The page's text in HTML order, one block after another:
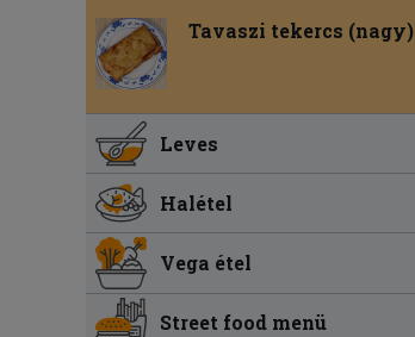
Tavaszi tekercs (nagy)
Leves
Halétel
Vega étel
Street food menü